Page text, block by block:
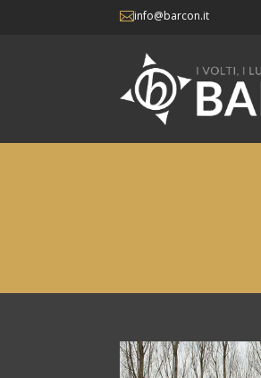
info@barcon.it